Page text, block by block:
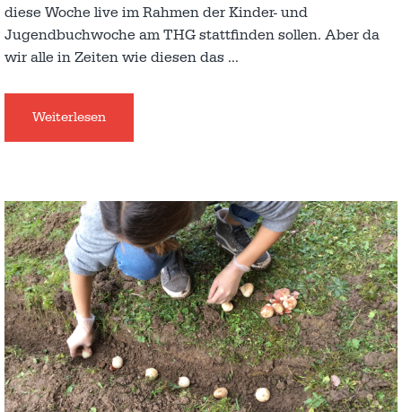
diese Woche live im Rahmen der Kinder- und
Jugendbuchwoche am THG stattfinden sollen. Aber da
wir alle in Zeiten wie diesen das …
Weiterlesen